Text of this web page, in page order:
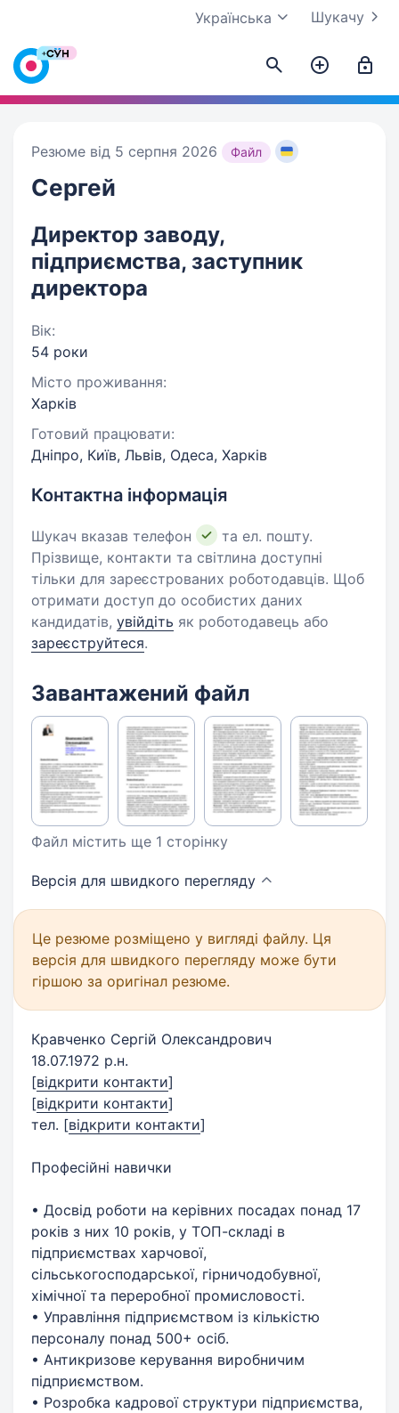
Шукачу
Українська
Резюме від 5 серпня 2026 Файл
Сергей
Директор заводу,
підприємства, заступник
директора
Вік:
54 роки
Місто проживання:
Харків
Готовий працювати:
Дніпро, Київ, Львів, Одеса, Харків
Контактна інформація
Шукач вказав телефон
та ел. пошту.
Прізвище, контакти та світлина доступні
тільки для зареєстрованих роботодавців. Щоб
отримати доступ до особистих даних
кандидатів, увійдіть як роботодавець або
зареєструйтеся.
Завантажений файл
Файл містить ще 1 сторінку
Версія для швидкого перегляду
Це резюме розміщено у вигляді файлу. Ця
версія для швидкого перегляду може бути
гіршою за оригінал резюме.
Кравченко Сергій Олександрович
18.07.1972 р.н.
[відкрити контакти]
[відкрити контакти]
тел. [відкрити контакти]
Професійні навички
• Досвід роботи на керівних посадах понад 17
років з них 10 років, у ТОП-складі в
підприємствах харчової,
сільськогосподарської, гірничодобувної,
хімічної та переробної промисловості.
• Управління підприємством із кількістю
персоналу понад 500+ осіб.
• Антикризове керування виробничим
підприємством.
• Розробка кадрової структури підприємства,